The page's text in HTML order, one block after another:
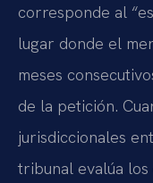
corresponde al
lugar donde el
meses
de la petición.
jurisdiccionales
tribunal evalúa